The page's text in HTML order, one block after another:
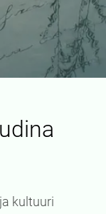
kultuuri